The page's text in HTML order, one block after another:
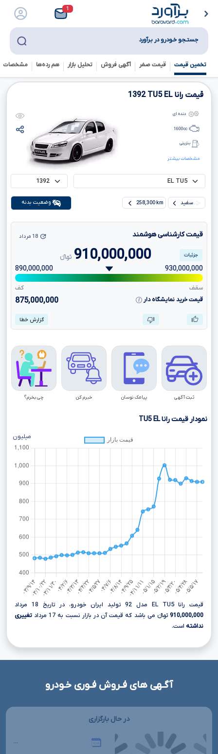
1
جستـجو خـودرو در بـرآورد
تخمین قیمت قیمت صفر آگهی فروش تحلیل بازار هم رده‌ها‌ مشخصات
قیمت راناEL
TU5
1392
مشخصات بیشتر
دنده ای
1600cc
بنزینی
سفید 258,300 km وضعیت بدنه
قیمت کارشناسی هوشمند
910,000,000 تومانءءء
18 مرداد
جزئیات
930,000,000
890,000,000
سقف
کف
قیمت خرید نمایشگاه دار
875,000,000
گزارش خطا
ثبت آگهی پیامک نوسان خبرم کن چی بخرم؟
نمودار قیمت راناEL
TU5
میلیون
قیمت رانا EL TU5 مدل 92 تولید ایران خودرو، در تاریخ 18 مرداد
910,000,000 تومانءءء می باشد که قیمت آن در بازار نسبت به 17 مرداد
تغییری
نداشته است.
آگـهی های فـروش فـوری خـودرو
در حال بارگزاری
...